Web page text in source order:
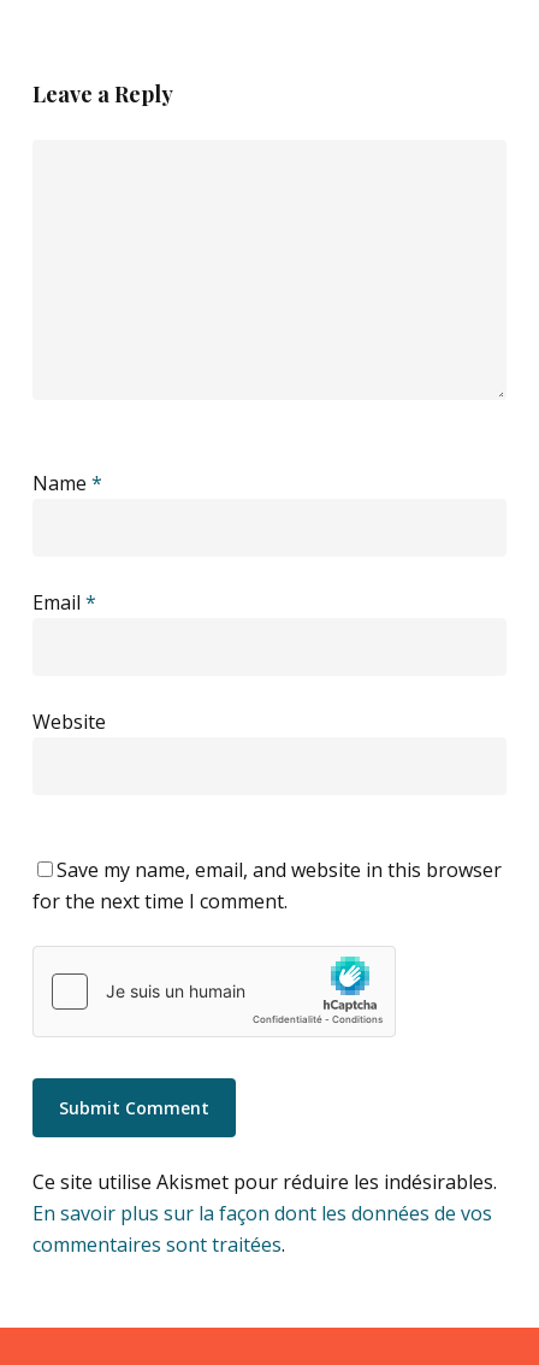
Leave a Reply
Name *
Email *
Website
Save my name, email, and website in this browser
for the next time I comment.
Ce site utilise Akismet pour réduire les indésirables.
En savoir plus sur la façon dont les données de vos
commentaires sont traitées.